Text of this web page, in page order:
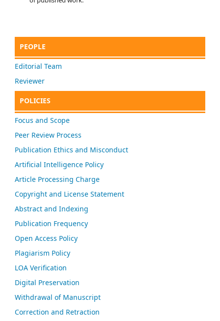
PEOPLE
Editorial Team
Reviewer
POLICIES
Focus and Scope
Peer Review Process
Publication Ethics and Misconduct
Artificial Intelligence Policy
Article Processing Charge
Copyright and License Statement
Abstract and Indexing
Publication Frequency
Open Access Policy
Plagiarism Policy
LOA Verification
Digital Preservation
Withdrawal of Manuscript
Correction and Retraction